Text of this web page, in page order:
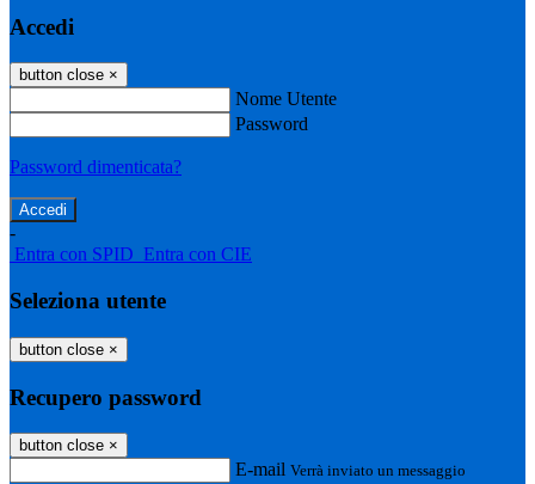
Accedi
button close ×
Nome Utente
Password
Password dimenticata?
-
Entra con SPID Entra con CIE
Seleziona utente
button close ×
Recupero password
button close ×
E-mail Verrà inviato un messaggio